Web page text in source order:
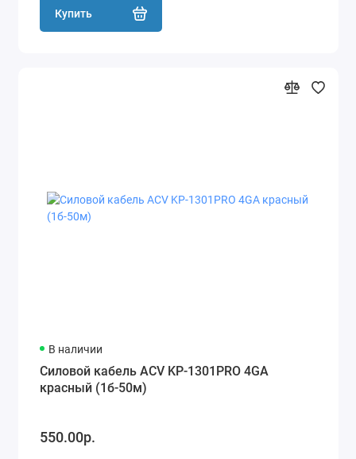
Купить
В наличии
Силовой кабель ACV KP-1301PRO 4GA
красный (1б-50м)
550.00р.